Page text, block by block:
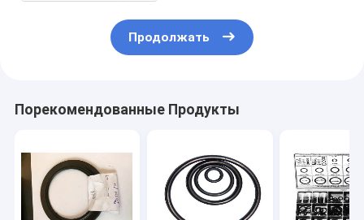
Продолжать
Порекомендованные Продукты